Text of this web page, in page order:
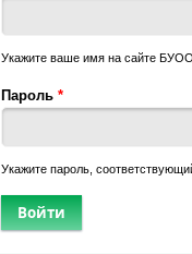
Укажите ваше имя на сайте
Пароль *
Укажите пароль,